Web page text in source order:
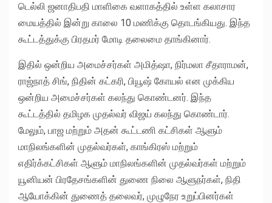
டெல்லி ஜனாதிபதி மாளிகை வளாகத்தில் உள்ள கலாசார
மையத்தில் இன்று காலை 10 மணிக்கு தொடங்கியது. இந்த
கூட்டத்துக்கு பிரதமர் மோடி தலைமை தாங்கினார்.
இதில் ஒன்றிய அமைச்சர்கள் அமித்ஷா, நிர்மலா சீதாராமன்,
ராஜ்நாத் சிங், நிதின் கட்கரி, பியூஷ் கோயல் என முக்கிய
ஒன்றிய அமைச்சர்கள் கலந்து கொண்டனர். இந்த
கூட்டத்தில் தமிழக முதல்வர் விஜய் கலந்து கொண்டார்.
மேலும், பாஜ மற்றும் அதன் கூட்டணி கட்சிகள் ஆளும்
மாநிலங்களின் முதல்வர்கள், காங்கிரஸ் மற்றும்
எதிர்க்கட்சிகள் ஆளும் மாநிலங்களின் முதல்வர்கள் மற்றும்
யூனியன் பிரதேசங்களின் துணை நிலை ஆளுநர்கள், நிதி
ஆயோக்கின் துணைத் தலைவர், முழுநேர உறுப்பினர்கள்